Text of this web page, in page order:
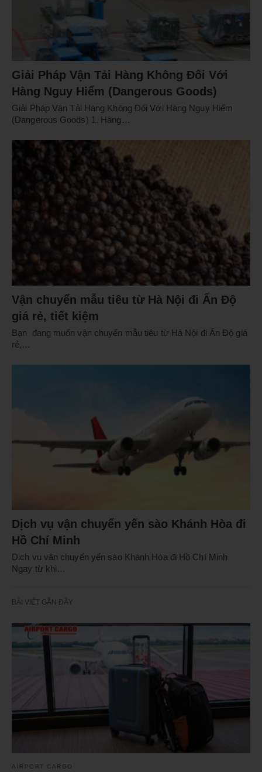
Giải Pháp Vận Tải Hàng Không Đối Với
Hàng Nguy Hiểm (Dangerous Goods)
Giải Pháp Vận Tải Hàng Không Đối Với Hàng Nguy Hiểm
(Dangerous Goods) 1. Hàng…
Vận chuyển mẫu tiêu từ Hà Nội đi Ấn Độ
giá rẻ, tiết kiệm
Bạn đang muốn vận chuyển mẫu tiêu từ Hà Nội đi Ấn Độ giá
rẻ,…
Dịch vụ vận chuyển yến sào Khánh Hòa đi
Hồ Chí Minh
Dịch vụ vận chuyển yến sào Khánh Hòa đi Hồ Chí Minh
Ngay từ khi…
BÀI VIẾT GẦN ĐÂY
AIRPORT CARGO